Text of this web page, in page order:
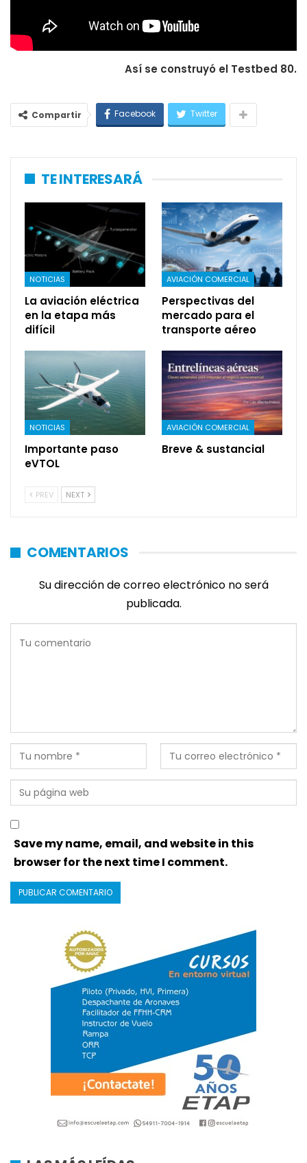
Así se construyó el Testbed 80.
Compartir Facebook Twitter
TE INTERESARÁ
NOTICIAS
La aviación eléctrica
en la etapa más
difícil
AVIACIÓN COMERCIAL
Perspectivas del
mercado para el
transporte aéreo
NOTICIAS
Importante paso
eVTOL
AVIACIÓN COMERCIAL
Breve & sustancial
PREV NEXT
COMENTARIOS
Su dirección de correo electrónico no será
publicada.
Save my name, email, and website in this
browser for the next time I comment.